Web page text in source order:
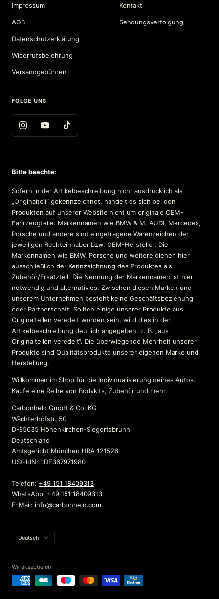
Impressum
AGB
Datenschutzerklärung
Widerrufsbelehrung
Versandgebühren
Kontakt
Sendungsverfolgung
FOLGE UNS
Bitte beachte:
Sofern in der Artikelbeschreibung nicht ausdrücklich als
„Originalteil“ gekennzeichnet, handelt es sich bei den
Produkten auf unserer Website nicht um originale OEM-
Fahrzeugteile. Markennamen wie BMW & M, AUDI, Mercedes,
Porsche und andere sind eingetragene Warenzeichen der
jeweiligen Rechteinhaber bzw. OEM-Hersteller. Die
Markennamen wie BMW, Porsche und weitere dienen hier
ausschließlich der Kennzeichnung des Produktes als
Zubehör/Ersatzteil. Die Nennung der Markennamen ist hier
notwendig und alternativlos. Zwischen diesen Marken und
unserem Unternehmen besteht keine Geschäftsbeziehung
oder Partnerschaft. Sollten einige unserer Produkte aus
Originalteilen veredelt worden sein, wird dies in der
Artikelbeschreibung deutlich angegeben, z. B. „aus
Originalteilen veredelt“. Die überwiegende Mehrheit unserer
Produkte sind Qualitätsprodukte unserer eigenen Marke und
Herstellung.
Willkommen im Shop für die Individualisierung deines Autos.
Kaufe eine Reihe von Bodykits, Zubehör und mehr.
Carbonheld GmbH & Co. KG
Wächterhofstr. 50
D-85635 Höhenkirchen-Siegertsbrunn
Deutschland
Amtsgericht München HRA 121526
USt-IdNr.: DE367971980
Telefon: +49 151 18409313
WhatsApp: +49 151 18409313
E-Mail: info@carbonheld.com
Sprache
Deutsch
Wir akzeptieren